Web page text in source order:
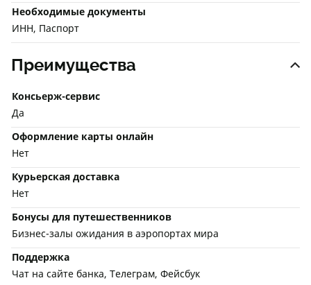
Необходимые документы
ИНН, Паспорт
Преимущества
Консьерж-сервис
Да
Оформление карты онлайн
Нет
Курьерская доставка
Нет
Бонусы для путешественников
Бизнес-залы ожидания в аэропортах мира
Поддержка
Чат на сайте банка, Телеграм, Фейсбук